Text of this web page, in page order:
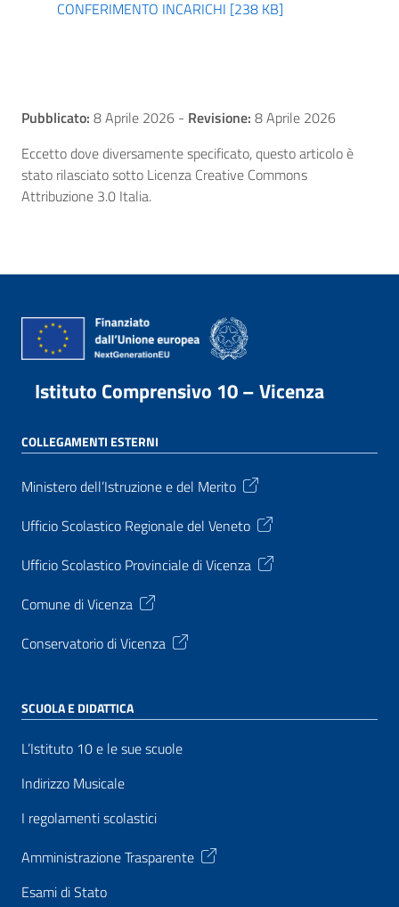
CONFERIMENTO INCARICHI [238 KB]
Pubblicato: 8 Aprile 2026 - Revisione: 8 Aprile 2026
Eccetto dove diversamente specificato, questo articolo è
stato rilasciato sotto Licenza Creative Commons
Attribuzione 3.0 Italia.
Istituto Comprensivo 10 – Vicenza
COLLEGAMENTI ESTERNI
Ministero dell’Istruzione e del Merito
Ufficio Scolastico Regionale del Veneto
Ufficio Scolastico Provinciale di Vicenza
Comune di Vicenza
Conservatorio di Vicenza
SCUOLA E DIDATTICA
L’Istituto 10 e le sue scuole
Indirizzo Musicale
I regolamenti scolastici
Amministrazione Trasparente
Esami di Stato